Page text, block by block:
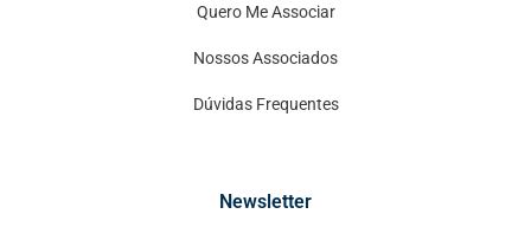
Quero Me Associar
Nossos Associados
Dúvidas Frequentes
Newsletter